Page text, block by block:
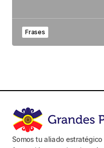
Frases
Somos tu aliado